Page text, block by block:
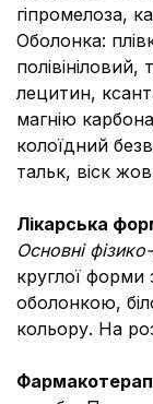
гіпромелоза,
Оболонка:
лецитин,
магнію
колоїдний
тальк, віск
Лікарська
Основні
круглої
оболонкою,
кольору. На